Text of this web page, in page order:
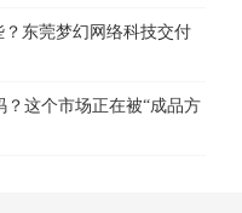
东莞梦幻网络科技交付
这个市场正在被“成品方